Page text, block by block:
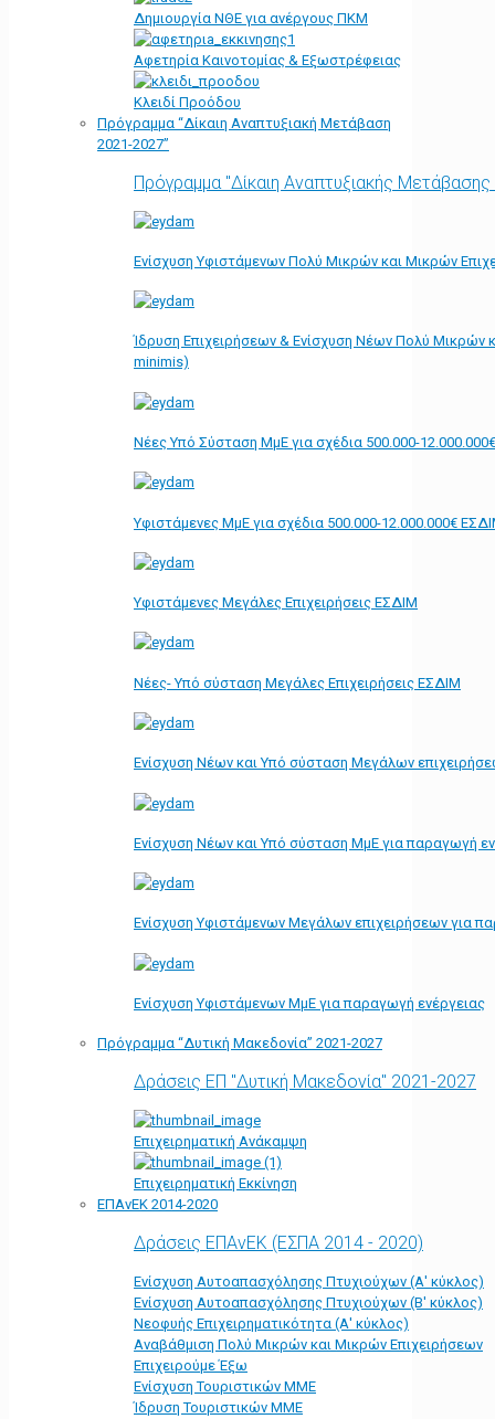
Δημιουργία ΝΘΕ για ανέργους ΠΚΜ
Αφετηρία Kαινοτομίας & Εξωστρέφειας
Κλειδί Προόδου
Πρόγραμμα “Δίκαιη Αναπτυξιακή Μετάβαση
2021-2027”
Πρόγραμμα "Δίκαιη Αναπτυξιακής
Ενίσχυση Υφιστάμενων Πολύ Μικρών και Μικρών
Ίδρυση Επιχειρήσεων & Ενίσχυση Νέων Πολύ Μικρών
minimis)
Νέες Υπό Σύσταση ΜμΕ για σχέδια 500.000-
Υφιστάμενες ΜμΕ για σχέδια 500.000-12.000.000€
Υφιστάμενες Μεγάλες Επιχειρήσεις ΕΣΔΙΜ
Νέες- Υπό σύσταση Μεγάλες Επιχειρήσεις ΕΣΔΙΜ
Ενίσχυση Νέων και Υπό σύσταση Μεγάλων
Ενίσχυση Νέων και Υπό σύσταση ΜμΕ για παραγωγή
Ενίσχυση Υφιστάμενων Μεγάλων επιχειρήσεων για
Ενίσχυση Υφιστάμενων ΜμΕ για παραγωγή ενέργειας
Πρόγραμμα “Δυτική Μακεδονία” 2021-2027
Δράσεις ΕΠ "Δυτική Μακεδονία" 2021-2027
Επιχειρηματική Ανάκαμψη
Επιχειρηματική Εκκίνηση
ΕΠΑνΕΚ 2014-2020
Δράσεις ΕΠΑνΕΚ (ΕΣΠΑ 2014 - 2020)
Ενίσχυση Αυτοαπασχόλησης Πτυχιούχων (Α' κύκλος)
Ενίσχυση Αυτοαπασχόλησης Πτυχιούχων (Β' κύκλος)
Νεοφυής Επιχειρηματικότητα (Α' κύκλος)
Αναβάθμιση Πολύ Μικρών και Μικρών Επιχειρήσεων
Επιχειρούμε Έξω
Ενίσχυση Τουριστικών ΜΜΕ
Ίδρυση Τουριστικών ΜΜΕ